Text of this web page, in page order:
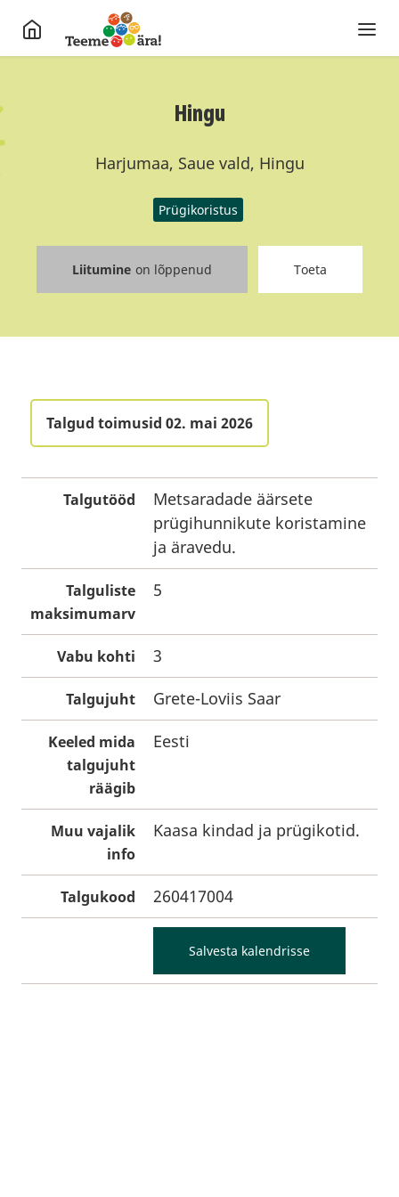
Hingu
Harjumaa, Saue vald, Hingu
Prügikoristus
Liitumine on lõppenud Toeta
Talgud toimusid 02. mai 2026
Talgutööd
Metsaradade äärsete
prügihunnikute koristamine
ja äravedu.
Talguliste
maksimumarv
5
Vabu kohti 3
Talgujuht Grete-Loviis Saar
Keeled mida
talgujuht
räägib
Eesti
Muu vajalik
info
Kaasa kindad ja prügikotid.
Talgukood 260417004
Salvesta kalendrisse